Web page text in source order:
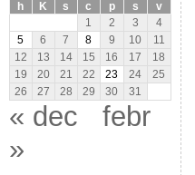
h
K s c p s
v
1
2 3
4
5
6 7 8 9 10
11
12
13 14 15 16 17
18
19
20 21 22 23 24
25
26
27 28 29 30 31
« dec
febr
»